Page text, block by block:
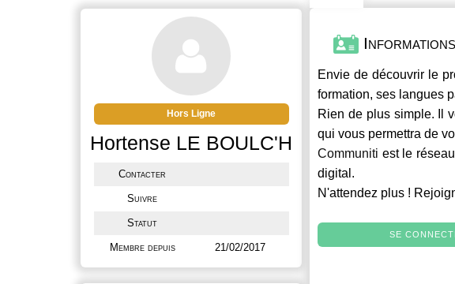
Hors Ligne
Hortense LE BOULC'H
Contacter
Suivre
Statut
Membre depuis 21/02/2017
Envie de découvrir le
formation, ses langues
Rien de plus simple. Il
qui vous permettra de
Communiti est le
digital.
N'attendez plus !
SE